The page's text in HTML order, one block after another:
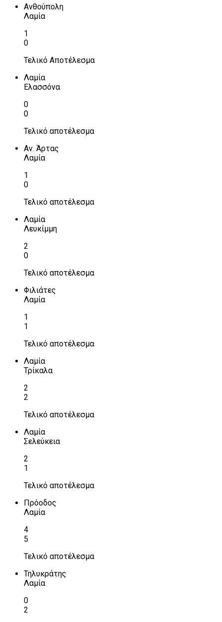
Ανθούπολη
Λαμία
1
0
Τελικό Αποτέλεσμα
Λαμία
Ελασσόνα
0
0
Τελικό αποτέλεσμα
Αν. Άρτας
Λαμία
1
0
Τελικό αποτέλεσμα
Λαμία
Λευκίμμη
2
0
Τελικό αποτέλεσμα
Φιλιάτες
Λαμία
1
1
Τελικό αποτέλεσμα
Λαμία
Τρίκαλα
2
2
Τελικό αποτέλεσμα
Λαμία
Σελεύκεια
2
1
Τελικό αποτέλεσμα
Πρόοδος
Λαμία
4
5
Τελικό αποτέλεσμα
Τηλυκράτης
Λαμία
0
2